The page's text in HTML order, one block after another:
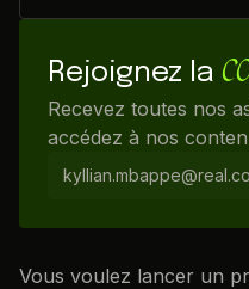
Rejoignez la
Recevez toutes nos
accédez à nos
Vous voulez lancer un